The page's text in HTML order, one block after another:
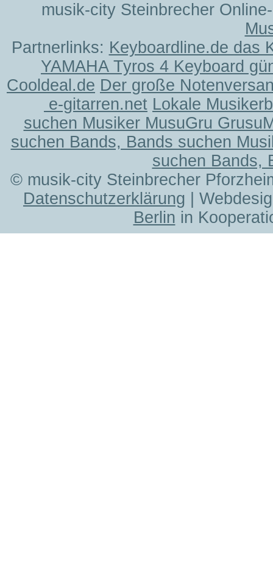
musik-city Steinbrecher
Partnerlinks: Keyboardline.de das
YAMAHA Tyros 4 Keyboard
Cooldeal.de Der große
e-gitarren.net Lokale
suchen Musiker MusuGru
suchen Bands, Bands suchen
suchen Bands,
© musik-city Steinbrecher
Datenschutzerklärung |
Berlin in